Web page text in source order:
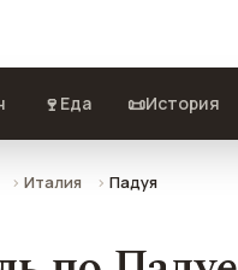
🍷 Еда 📜История
Италия
Падуя